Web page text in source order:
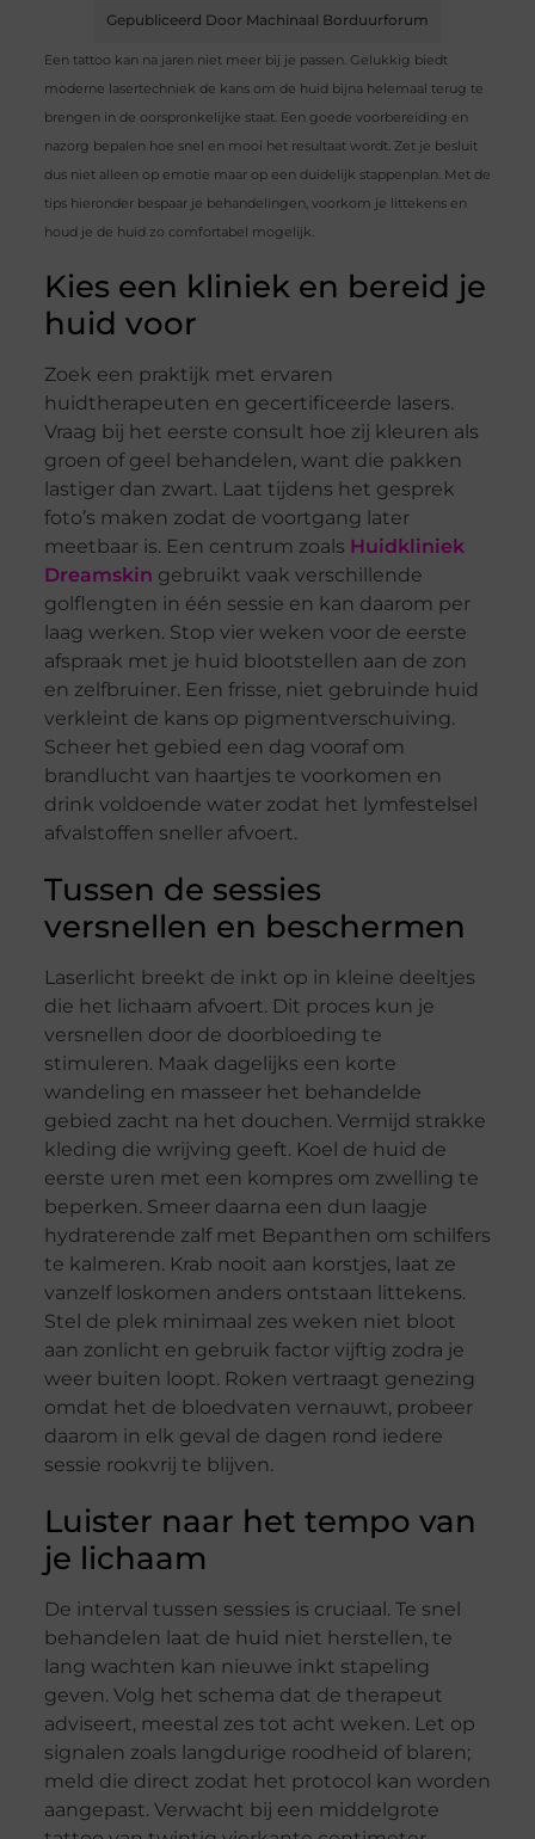
Gepubliceerd Door Machinaal Borduurforum
Een tattoo kan na jaren niet meer bij je passen. Gelukkig biedt
moderne lasertechniek de kans om de huid bijna helemaal terug te
brengen in de oorspronkelijke staat. Een goede voorbereiding en
nazorg bepalen hoe snel en mooi het resultaat wordt. Zet je besluit
dus niet alleen op emotie maar op een duidelijk stappenplan. Met de
tips hieronder bespaar je behandelingen, voorkom je littekens en
houd je de huid zo comfortabel mogelijk.
Kies een kliniek en bereid je
huid voor
Zoek een praktijk met ervaren
huidtherapeuten en gecertificeerde lasers.
Vraag bij het eerste consult hoe zij kleuren als
groen of geel behandelen, want die pakken
lastiger dan zwart. Laat tijdens het gesprek
foto’s maken zodat de voortgang later
meetbaar is. Een centrum zoals Huidkliniek
Dreamskin gebruikt vaak verschillende
golflengten in één sessie en kan daarom per
laag werken. Stop vier weken voor de eerste
afspraak met je huid blootstellen aan de zon
en zelfbruiner. Een frisse, niet gebruinde huid
verkleint de kans op pigmentverschuiving.
Scheer het gebied een dag vooraf om
brandlucht van haartjes te voorkomen en
drink voldoende water zodat het lymfestelsel
afvalstoffen sneller afvoert.
Tussen de sessies
versnellen en beschermen
Laserlicht breekt de inkt op in kleine deeltjes
die het lichaam afvoert. Dit proces kun je
versnellen door de doorbloeding te
stimuleren. Maak dagelijks een korte
wandeling en masseer het behandelde
gebied zacht na het douchen. Vermijd strakke
kleding die wrijving geeft. Koel de huid de
eerste uren met een kompres om zwelling te
beperken. Smeer daarna een dun laagje
hydraterende zalf met Bepanthen om schilfers
te kalmeren. Krab nooit aan korstjes, laat ze
vanzelf loskomen anders ontstaan littekens.
Stel de plek minimaal zes weken niet bloot
aan zonlicht en gebruik factor vijftig zodra je
weer buiten loopt. Roken vertraagt genezing
omdat het de bloedvaten vernauwt, probeer
daarom in elk geval de dagen rond iedere
sessie rookvrij te blijven.
Luister naar het tempo van
je lichaam
De interval tussen sessies is cruciaal. Te snel
behandelen laat de huid niet herstellen, te
lang wachten kan nieuwe inkt stapeling
geven. Volg het schema dat de therapeut
adviseert, meestal zes tot acht weken. Let op
signalen zoals langdurige roodheid of blaren;
meld die direct zodat het protocol kan worden
aangepast. Verwacht bij een middelgrote